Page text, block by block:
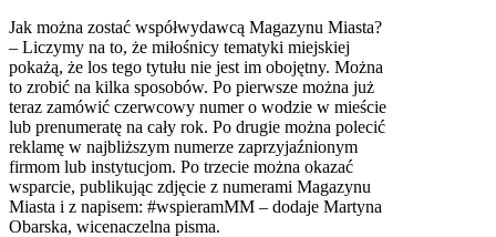
Jak można zostać współwydawcą Magazynu Miasta?
– Liczymy na to, że miłośnicy tematyki miejskiej
pokażą, że los tego tytułu nie jest im obojętny. Można
to zrobić na kilka sposobów. Po pierwsze można już
teraz zamówić czerwcowy numer o wodzie w mieście
lub prenumeratę na cały rok. Po drugie można polecić
reklamę w najbliższym numerze zaprzyjaźnionym
firmom lub instytucjom. Po trzecie można okazać
wsparcie, publikując zdjęcie z numerami Magazynu
Miasta i z napisem: #wspieramMM – dodaje Martyna
Obarska, wicenaczelna pisma.